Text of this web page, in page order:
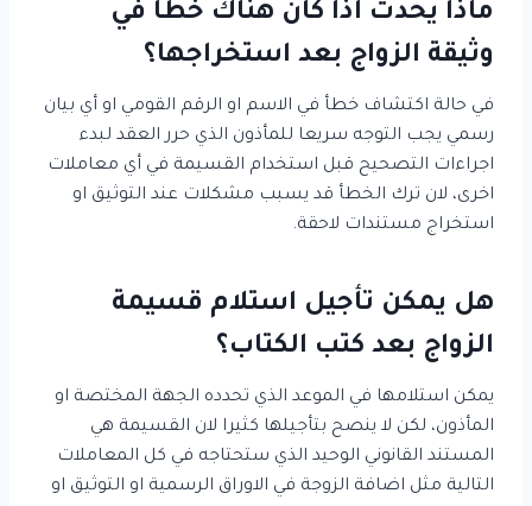
ماذا يحدث اذا كان هناك خطأ في
وثيقة الزواج بعد استخراجها؟
في حالة اكتشاف خطأ في الاسم او الرقم القومي او أي بيان
رسمي يجب التوجه سريعا للمأذون الذي حرر العقد لبدء
اجراءات التصحيح قبل استخدام القسيمة في أي معاملات
اخرى، لان ترك الخطأ قد يسبب مشكلات عند التوثيق او
استخراج مستندات لاحقة.
هل يمكن تأجيل استلام قسيمة
الزواج بعد كتب الكتاب؟
يمكن استلامها في الموعد الذي تحدده الجهة المختصة او
المأذون، لكن لا ينصح بتأجيلها كثيرا لان القسيمة هي
المستند القانوني الوحيد الذي ستحتاجه في كل المعاملات
التالية مثل اضافة الزوجة في الاوراق الرسمية او التوثيق او